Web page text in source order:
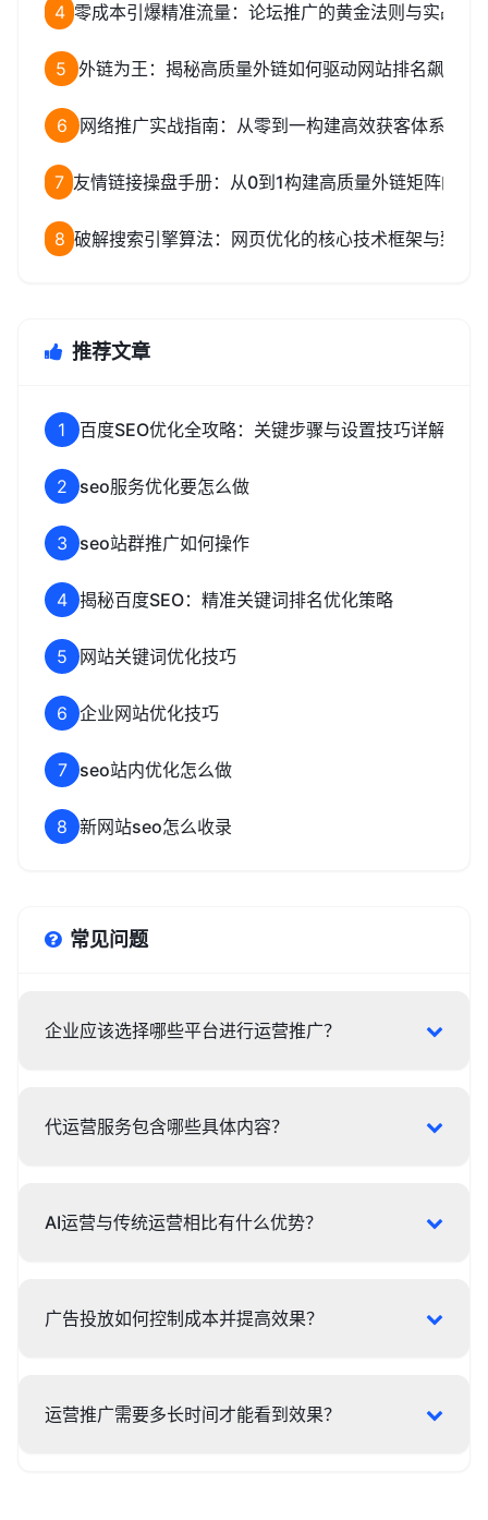
4 零成本引爆精准流量：论坛推广的黄金法则与实战全
5 外链为王：揭秘高质量外链如何驱动网站排名飙升
6 网络推广实战指南：从零到一构建高效获客体系
7 友情链接操盘手册：从0到1构建高质量外链矩阵的完
8 破解搜索引擎算法：网页优化的核心技术框架与致命
推荐文章
1 百度SEO优化全攻略：关键步骤与设置技巧详解
2 seo服务优化要怎么做
3 seo站群推广如何操作
4 揭秘百度SEO：精准关键词排名优化策略
5 网站关键词优化技巧
6 企业网站优化技巧
7 seo站内优化怎么做
8 新网站seo怎么收录
常见问题
企业应该选择哪些平台进行运营推广？
代运营服务包含哪些具体内容？
AI运营与传统运营相比有什么优势？
广告投放如何控制成本并提高效果？
运营推广需要多长时间才能看到效果？